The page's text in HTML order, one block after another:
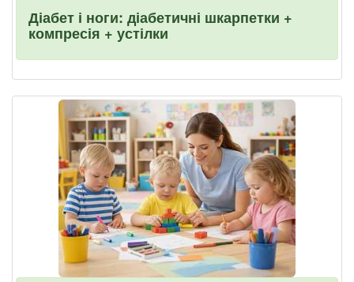
Діабет і ноги: діабетичні шкарпетки +
компресія + устілки